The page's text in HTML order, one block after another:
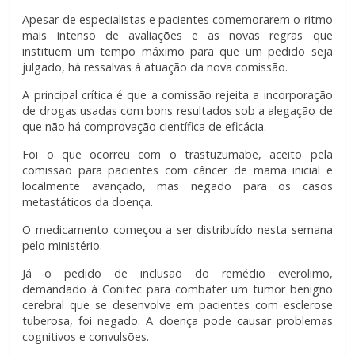
Apesar de especialistas e pacientes comemorarem o ritmo
mais intenso de avaliações e as novas regras que
instituem um tempo máximo para que um pedido seja
julgado, há ressalvas à atuação da nova comissão.
A principal crítica é que a comissão rejeita a incorporação
de drogas usadas com bons resultados sob a alegação de
que não há comprovação científica de eficácia.
Foi o que ocorreu com o trastuzumabe, aceito pela
comissão para pacientes com câncer de mama inicial e
localmente avançado, mas negado para os casos
metastáticos da doença.
O medicamento começou a ser distribuído nesta semana
pelo ministério.
Já o pedido de inclusão do remédio everolimo,
demandado à Conitec para combater um tumor benigno
cerebral que se desenvolve em pacientes com esclerose
tuberosa, foi negado. A doença pode causar problemas
cognitivos e convulsões.